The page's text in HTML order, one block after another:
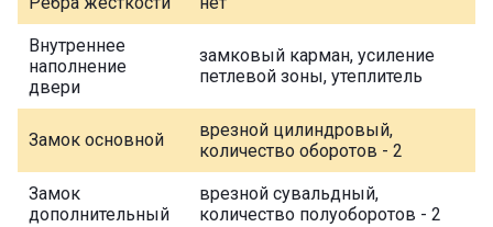
Внутреннее
наполнение
двери
замковый карман, усиление
петлевой зоны, утеплитель
Замок основной
врезной цилиндровый,
количество оборотов - 2
Замок
дополнительный
врезной сувальдный,
количество полуоборотов - 2